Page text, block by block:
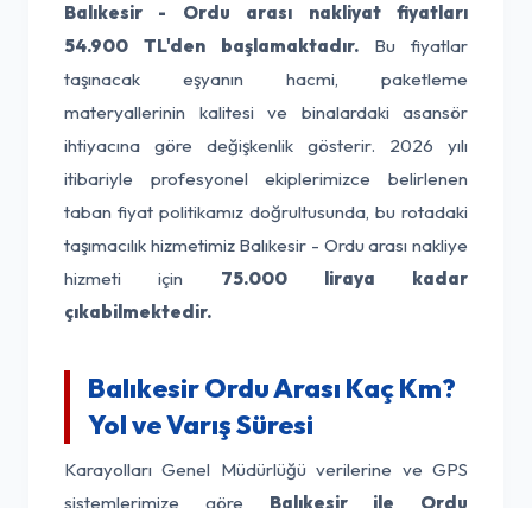
Balıkesir - Ordu arası nakliyat fiyatları
54.900 TL'den başlamaktadır. Bu fiyatlar
taşınacak eşyanın hacmi, paketleme
materyallerinin kalitesi ve binalardaki asansör
ihtiyacına göre değişkenlik gösterir. 2026 yılı
itibariyle profesyonel ekiplerimizce belirlenen
taban fiyat politikamız doğrultusunda, bu rotadaki
taşımacılık hizmetimiz Balıkesir - Ordu arası nakliye
hizmeti için 75.000 liraya kadar
çıkabilmektedir.
Balıkesir Ordu Arası Kaç Km?
Yol ve Varış Süresi
Karayolları Genel Müdürlüğü verilerine ve GPS
sistemlerimize göre Balıkesir ile Ordu